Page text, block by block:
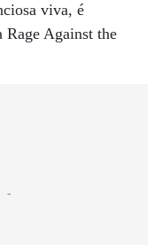
viva, é
Rage Against the